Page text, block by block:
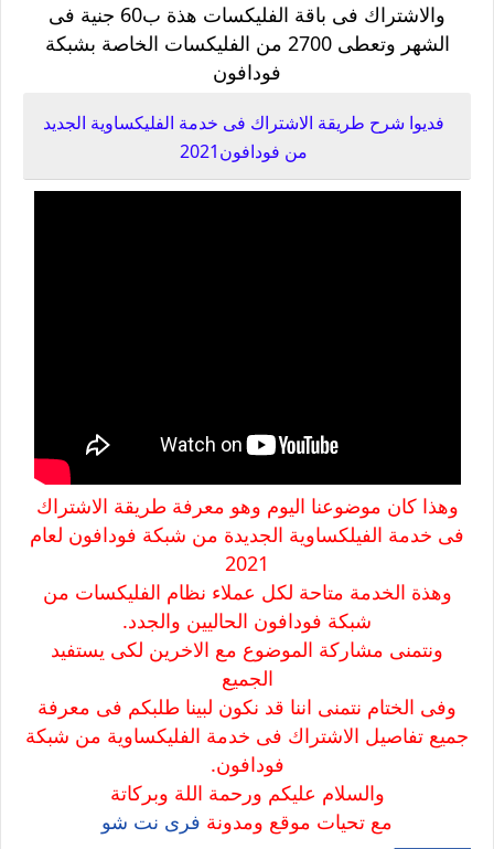
والاشتراك فى باقة الفليكسات هذة ب60 جنية فى
الشهر وتعطى 2700 من الفليكسات الخاصة بشبكة
فودافون
فديوا شرح طريقة الاشتراك فى خدمة الفليكساوية الجديد
من فودافون2021
وهذا كان موضوعنا اليوم وهو معرفة طريقة الاشتراك
فى خدمة الفيلكساوية الجديدة من شبكة فودافون لعام
2021
وهذة الخدمة متاحة لكل عملاء نظام الفليكسات من
شبكة فودافون الحاليين والجدد.
ونتمنى مشاركة الموضوع مع الاخرين لكى يستفيد
الجميع
وفى الختام نتمنى اننا قد نكون لبينا طلبكم فى معرفة
جميع تفاصيل الاشتراك فى خدمة الفليكساوية من شبكة
فودافون.
والسلام عليكم ورحمة اللة وبركاتة
مع تحيات موقع ومدونة فرى نت شو